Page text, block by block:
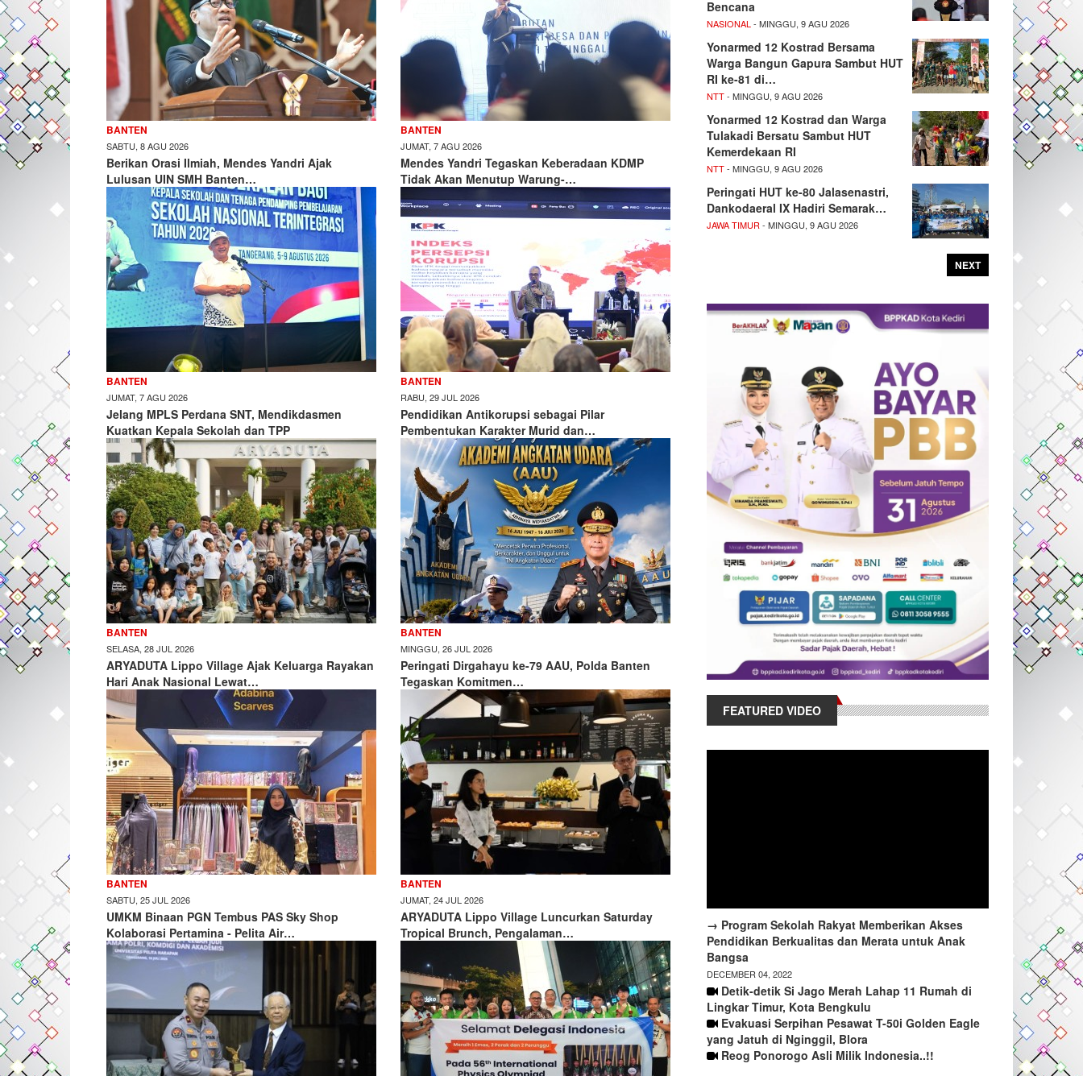
BANTEN
SABTU, 8 AGU 2026
Berikan Orasi Ilmiah, Mendes Yandri Ajak
Lulusan UIN SMH Banten…
BANTEN
JUMAT, 7 AGU 2026
Mendes Yandri Tegaskan Keberadaan KDMP
Tidak Akan Menutup Warung-…
BANTEN
JUMAT, 7 AGU 2026
Jelang MPLS Perdana SNT, Mendikdasmen
Kuatkan Kepala Sekolah dan TPP
BANTEN
RABU, 29 JUL 2026
Pendidikan Antikorupsi sebagai Pilar
Pembentukan Karakter Murid dan…
BANTEN
SELASA, 28 JUL 2026
ARYADUTA Lippo Village Ajak Keluarga Rayakan
Hari Anak Nasional Lewat…
BANTEN
MINGGU, 26 JUL 2026
Peringati Dirgahayu ke-79 AAU, Polda Banten
Tegaskan Komitmen…
BANTEN
SABTU, 25 JUL 2026
UMKM Binaan PGN Tembus PAS Sky Shop
Kolaborasi Pertamina - Pelita Air…
BANTEN
JUMAT, 24 JUL 2026
ARYADUTA Lippo Village Luncurkan Saturday
Tropical Brunch, Pengalaman…
Bencana
NASIONAL - MINGGU, 9 AGU 2026
Yonarmed 12 Kostrad Bersama
Warga Bangun Gapura Sambut HUT
RI ke-81 di…
NTT- MINGGU, 9 AGU 2026
Yonarmed 12 Kostrad dan Warga
Tulakadi Bersatu Sambut HUT
Kemerdekaan RI
NTT- MINGGU, 9 AGU 2026
Peringati HUT ke-80 Jalasenastri,
Dankodaeral IX Hadiri Semarak…
JAWA TIMUR - MINGGU, 9 AGU 2026
NEXT
FEATURED VIDEO
→ Program Sekolah Rakyat Memberikan Akses
Pendidikan Berkualitas dan Merata untuk Anak
Bangsa
DECEMBER 04, 2022
Detik-detik Si Jago Merah Lahap 11 Rumah di
Lingkar Timur, Kota Bengkulu
Evakuasi Serpihan Pesawat T-50i Golden Eagle
yang Jatuh di Nginggil, Blora
Reog Ponorogo Asli Milik Indonesia..!!